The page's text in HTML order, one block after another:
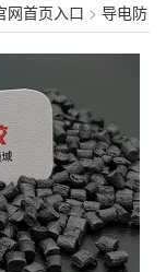
网首页入口 > 导电防